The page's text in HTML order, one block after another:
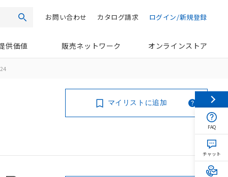
検索 ログイン/新規登録
カタログ請求
お問い合わせ
供価値 販売ネットワーク オンラインストア
マイリストに追加
FAQ
チャット